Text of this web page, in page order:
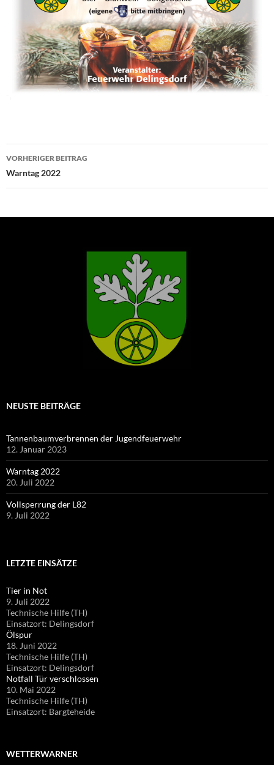
Beitragsnavigation
VORHERIGER BEITRAG
Warntag 2022
NEUSTE BEITRÄGE
Tannenbaumverbrennen der Jugendfeuerwehr
12. Januar 2023
Warntag 2022
20. Juli 2022
Vollsperrung der L82
9. Juli 2022
LETZTE EINSÄTZE
Tier in Not
9. Juli 2022
Technische Hilfe (TH)
Einsatzort: Delingsdorf
Ölspur
18. Juni 2022
Technische Hilfe (TH)
Einsatzort: Delingsdorf
Notfall Tür verschlossen
10. Mai 2022
Technische Hilfe (TH)
Einsatzort: Bargteheide
WETTERWARNER